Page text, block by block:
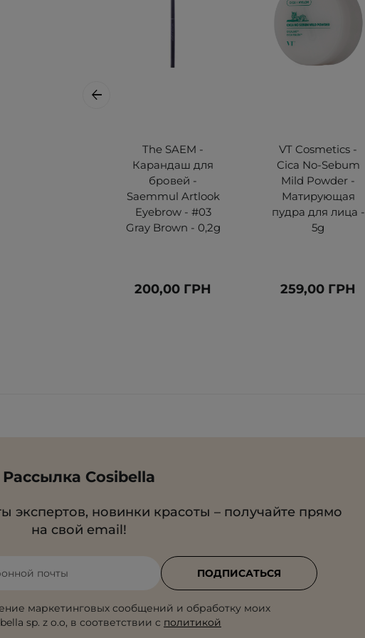
The SAEM -
Карандаш для
бровей -
Saemmul Artlook
Eyebrow - #03
Gray Brown - 0,2g
200,00 ГРН
VT Cosmetics -
Cica No-Sebum
Mild Powder -
Матирующая
пудра для лица -
5g
259,00 ГРН
Рассылка Cosibella
экспертов, новинки красоты – получайте прямо
на свой email!
почты
маркетинговых сообщений и обработку моих
sp. z o.o, в соответствии с политикой
ПОДПИСАТЬСЯ